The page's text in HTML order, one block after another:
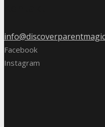
Facebook
Instagram